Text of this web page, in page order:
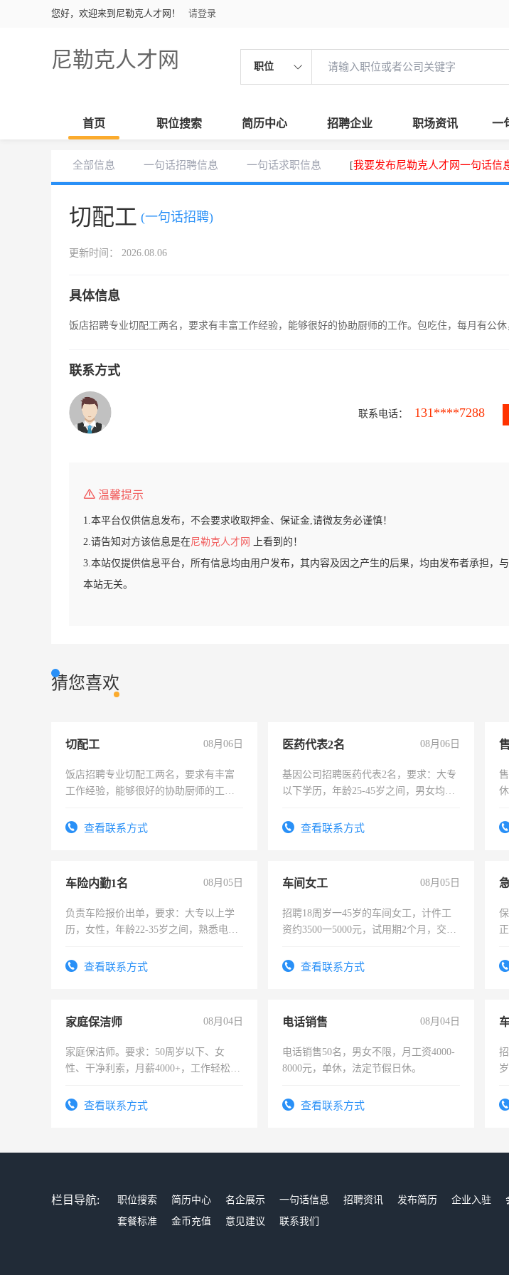
您好，欢迎来到尼勒克人才网！ 请登录
尼勒克人才网 职位
首页 职位搜索 简历中心 招聘企业 职场资讯 一
全部信息 一句话招聘信息 一句话求职信息 [我要发布尼勒克人才网一句话信
切配工 (一句话招聘)
更新时间： 2026.08.06
具体信息
饭店招聘专业切配工两名，要求有丰富工作经验，能够很好的协助厨师的工作。包吃住，每月有公休
联系方式
联系电话： 131****7288
温馨提示
1.本平台仅供信息发布，不会要求收取押金、保证金,请微友务必谨慎！
2.请告知对方该信息是在尼勒克人才网
上看到的！
3.本站仅提供信息平台，所有信息均由用户发布，其内容及因之产生的后果，均由发布者承担，与
本站无关。
猜您喜欢
切配工 08月06日
饭店招聘专业切配工两名，要求有丰富
工作经验，能够很好的协助厨师的工
4500。查看联系方式
医药代表2名 08月06日
基因公司招聘医药代表2名，要求：大专
以下学历，年龄25-45岁之间，男女均
表或者有医学资质的优先，底薪+绩效，
查看联系方式
车险内勤1名 08月05日
负责车险报价出单，要求：大专以上学
历，女性，年龄22-35岁之间，熟悉电脑
试用期1-3个月，转正后交纳五险，
查看联系方式
车间女工 08月05日
招聘18周岁一45岁的车间女工，计件工
资约3500一5000元，试用期2个月，交五
查看联系方式
家庭保洁师 08月04日
家庭保洁师。要求：50周岁以下、女
性、干净利索，月薪4000+，工作轻松，
太太等。查看联系方式
电话销售 08月04日
电话销售50名，男女不限，月工资4000-
8000元，单休，法定节假日休。
查看联系方式
栏目导航: 职位搜索 简历中心 名企展示 一句话信息 招聘资讯 发布简历 企业入驻
套餐标准
金币充值 意见建议 联系我们